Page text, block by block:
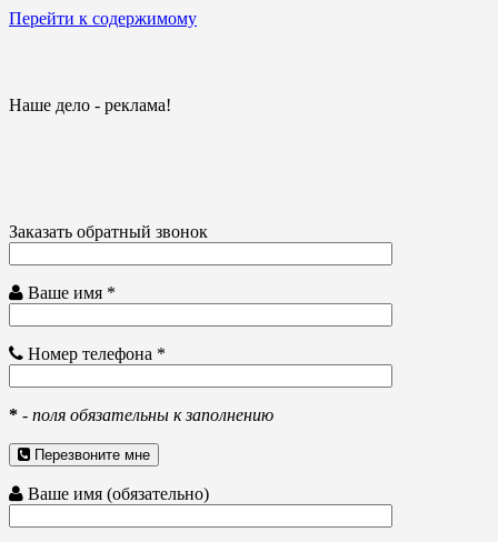
Перейти к содержимому
Наше дело - реклама!
Заказать обратный звонок
Ваше имя *
Номер телефона *
* - поля обязательны к заполнению
Перезвоните мне
Ваше имя (обязательно)